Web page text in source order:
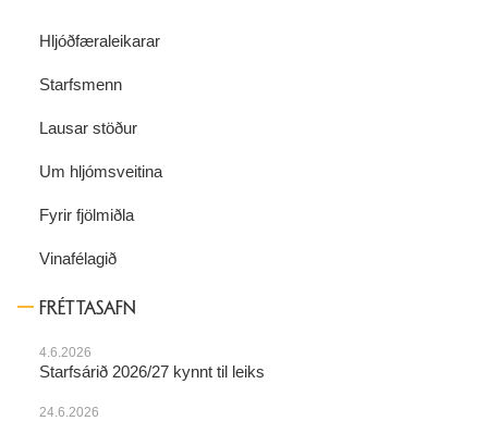
Hljóðfæraleikarar
Starfsmenn
Lausar stöður
Um hljómsveitina
Fyrir fjölmiðla
Vinafélagið
FRÉTTASAFN
4.6.2026
Starfsárið 2026/27 kynnt til leiks
24.6.2026